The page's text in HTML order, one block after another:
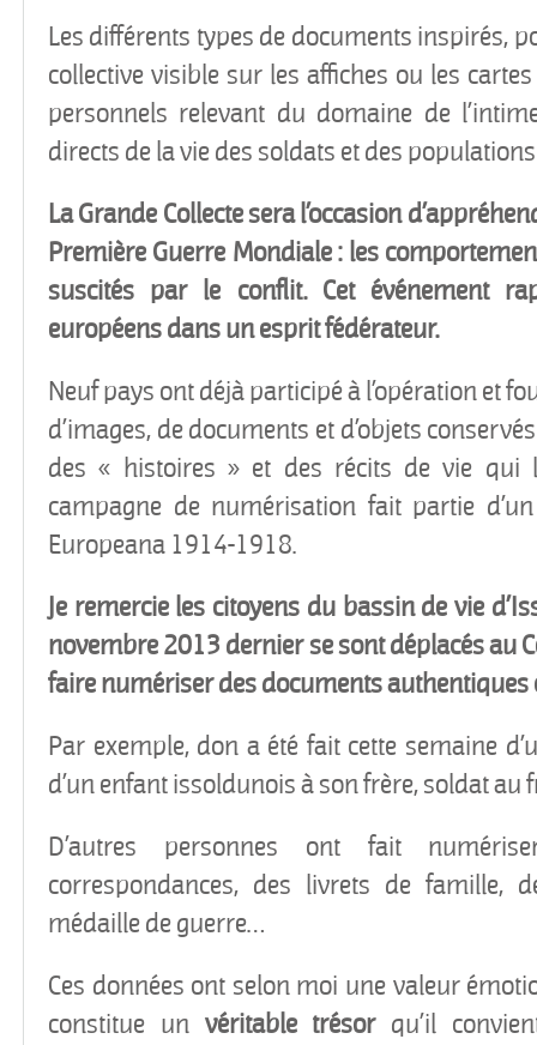
Les différents types de documents inspirés,
collective visible sur les affiches ou les
personnels relevant du domaine de
directs de la vie des soldats et des
La Grande Collecte sera l’occasion
Première Guerre Mondiale : les
suscités par le conflit. Cet événement
européens dans un esprit fédérateur.
Neuf pays ont déjà participé à l’opération et
d’images, de documents et d’objets
des « histoires » et des récits de vie qui
campagne de numérisation fait partie
Europeana 1914-1918.
Je remercie les citoyens du bassin de vie
novembre 2013 dernier se sont déplacés au
faire numériser des documents authentiques
Par exemple, don a été fait cette semaine
d’un enfant issoldunois à son frère, soldat au
D’autres personnes ont fait
correspondances, des livrets de famille,
médaille de guerre…
Ces données ont selon moi une valeur
constitue un véritable trésorqu’il